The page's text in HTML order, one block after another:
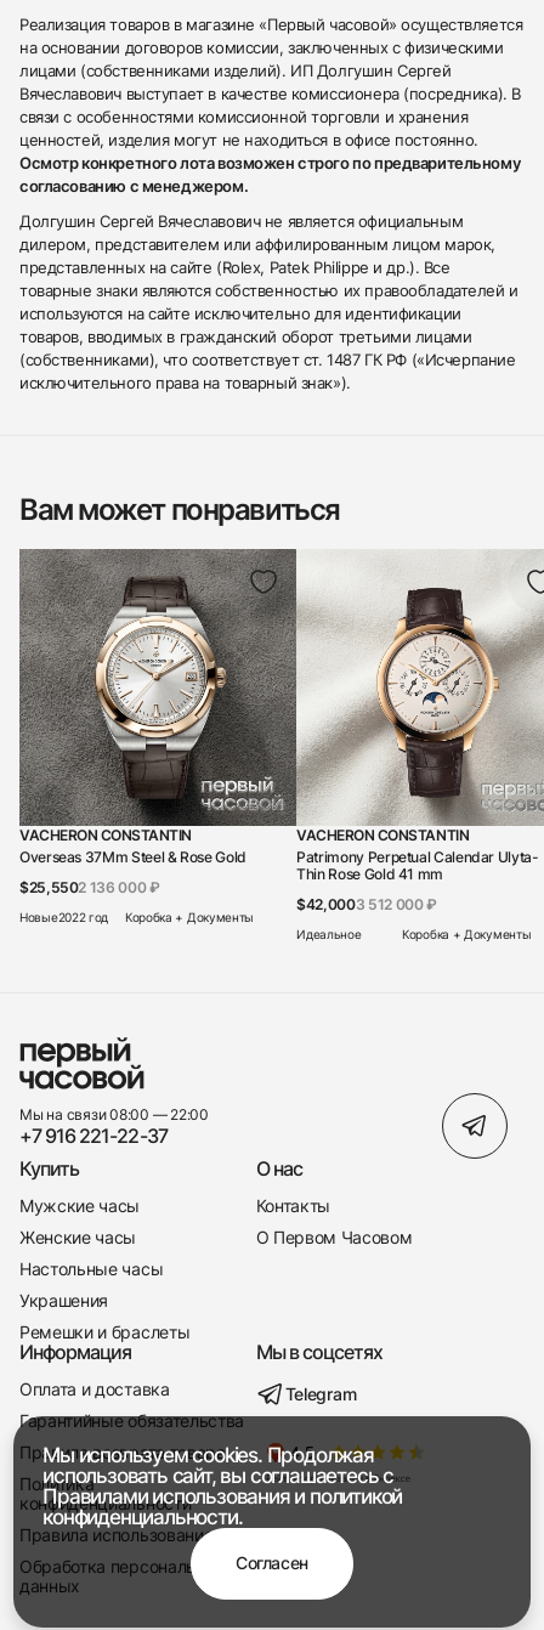
+7 916 221-22-37
Мы насвязи 08:00 — 19:00
Реализация товаров в магазине «Первый часовой» осуществляется
на основании договоров комиссии, заключенных с физическими
лицами (собственниками изделий). ИП Долгушин Сергей
Вячеславович выступает в качестве комиссионера (посредника). В
связи с особенностями комиссионной торговли и хранения
ценностей, изделия могут не находиться в офисе постоянно.
Осмотр конкретного лота возможен строго по предварительному
согласованию с менеджером.
Долгушин Сергей Вячеславович не является официальным
дилером, представителем или аффилированным лицом марок,
представленных на сайте (Rolex, Patek Philippe и др.). Все
товарные знаки являются собственностью их правообладателей и
используются на сайте исключительно для идентификации
товаров, вводимых в гражданский оборот третьими лицами
(собственниками), что соответствует ст. 1487 ГК РФ («Исчерпание
исключительного права на товарный знак»).
Вам может понравиться
VACHERON CONSTANTIN
Overseas 37Mm Steel & Rose Gold
$25,5502 136 000 ₽
Новые2022 год Коробка + Документы
VACHERON CONSTANTIN
Patrimony Perpetual Calendar Ulyta-
Thin Rose Gold 41 mm
$42,0003 512 000 ₽
Идеальное Коробка + Документы
Мы на связи 08:00 — 22:00
+7 916 221-22-37
Купить
Мужские часы
Женские часы
Настольные часы
Украшения
Ремешки и браслеты
О нас
Контакты
О Первом Часовом
Информация
Оплата и доставка
Гарантийные обязательства
Правила возврата товара
Политика
конфиденциальности
Правила использования
Обработка персональных
данных
Мы в соцсетях
Telegram
Мы используем cookies. Продолжая
использовать сайт, вы соглашаетесь с
Правилами использованияи политикой
конфиденциальности.
Согласен